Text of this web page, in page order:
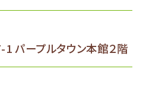
パープルタウン本館２階